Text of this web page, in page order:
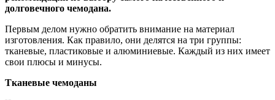
долговечного чемодана.
Первым делом нужно обратить внимание на материал
изготовления. Как правило, они делятся на три группы:
тканевые, пластиковые и алюминиевые. Каждый из них имеет
свои плюсы и минусы.
Тканевые чемоданы